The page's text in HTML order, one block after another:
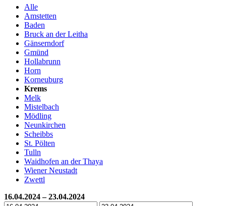
Alle
Amstetten
Baden
Bruck an der Leitha
Gänserndorf
Gmünd
Hollabrunn
Horn
Korneuburg
Krems
Melk
Mistelbach
Mödling
Neunkirchen
Scheibbs
St. Pölten
Tulln
Waidhofen an der Thaya
Wiener Neustadt
Zwettl
16.04.2024 – 23.04.2024